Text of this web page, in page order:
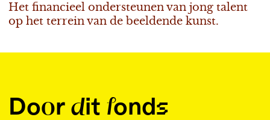
Het financieel ondersteunen van jong talent
op het terrein van de beeldende kunst.
Door dit fonds